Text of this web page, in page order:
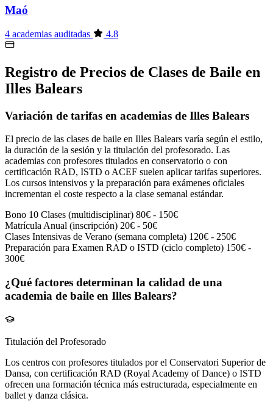
Maó
4 academias auditadas 4.8
Registro de Precios de Clases de Baile en
Illes Balears
Variación de tarifas en academias de Illes Balears
El precio de las clases de baile en Illes Balears varía según el estilo,
la duración de la sesión y la titulación del profesorado. Las
academias con profesores titulados en conservatorio o con
certificación RAD, ISTD o ACEF suelen aplicar tarifas superiores.
Los cursos intensivos y la preparación para exámenes oficiales
incrementan el coste respecto a la clase semanal estándar.
Bono 10 Clases (multidisciplinar) 80€ - 150€
Matrícula Anual (inscripción) 20€ - 50€
Clases Intensivas de Verano (semana completa) 120€ - 250€
Preparación para Examen RAD o ISTD (ciclo completo) 150€ -
300€
¿Qué factores determinan la calidad de una
academia de baile en Illes Balears?
Titulación del Profesorado
Los centros con profesores titulados por el Conservatori Superior de
Dansa, con certificación RAD (Royal Academy of Dance) o ISTD
ofrecen una formación técnica más estructurada, especialmente en
ballet y danza clásica.